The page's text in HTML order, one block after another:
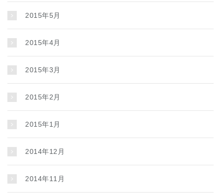
2015年5月
2015年4月
2015年3月
2015年2月
2015年1月
2014年12月
2014年11月